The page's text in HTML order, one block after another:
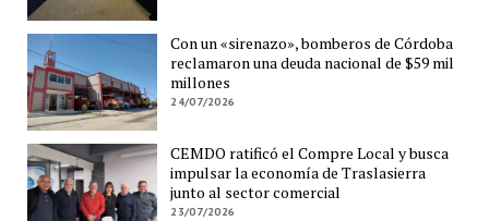
Con un «sirenazo», bomberos de Córdoba
reclamaron una deuda nacional de $59 mil
millones
24/07/2026
CEMDO ratificó el Compre Local y busca
impulsar la economía de Traslasierra
junto al sector comercial
23/07/2026